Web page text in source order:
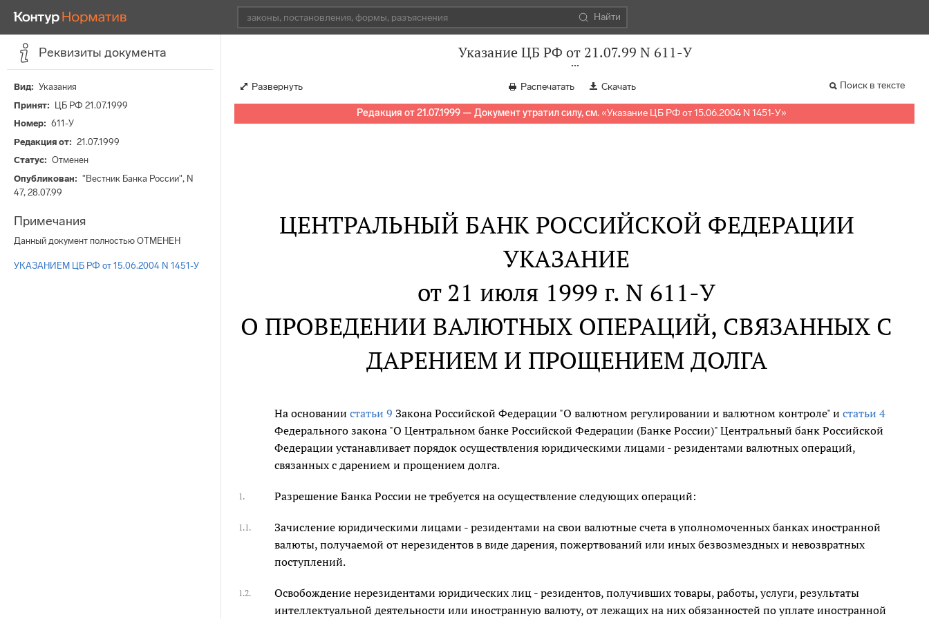
Найти
Реквизиты документа
Вид
Указания
Принят
ЦБ РФ 21.07.1999
Номер
611-У
Редакция от
21.07.1999
Статус
Отменен
Опубликован
"Вестник Банка России", N
47, 28.07.99
Примечания
Данный документ полностью ОТМЕНЕН
УКАЗАНИЕМ ЦБ РФ от 15.06.2004 N 1451-У
Указание ЦБ РФ от 21.07.99 N 611-У
Развернуть Распечатать Скачать Поиск в тексте
Редакция от 21.07.1999 — Документ утратил силу, см. «Указание ЦБ РФ от 15.06.2004 N 1451-У»
ЦЕНТРАЛЬНЫЙ БАНК РОССИЙСКОЙ ФЕДЕРАЦИИ
УКАЗАНИЕ
от 21 июля 1999 г. N 611-У
О ПРОВЕДЕНИИ ВАЛЮТНЫХ ОПЕРАЦИЙ, СВЯЗАННЫХ С
ДАРЕНИЕМ И ПРОЩЕНИЕМ ДОЛГА
На основании статьи 9 Закона Российской Федерации "О валютном регулировании и валютном контроле" и статьи 4
Федерального закона "О Центральном банке Российской Федерации (Банке России)" Центральный банк Российской
Федерации устанавливает порядок осуществления юридическими лицами - резидентами валютных операций,
связанных с дарением и прощением долга.
1. Разрешение Банка России не требуется на осуществление следующих операций:
1.1.
Зачисление юридическими лицами - резидентами на свои валютные счета в уполномоченных банках иностранной
валюты, получаемой от нерезидентов в виде дарения, пожертвований или иных безвозмездных и невозвратных
поступлений.
1.2.
Освобождение нерезидентами юридических лиц - резидентов, получивших товары, работы, услуги, результаты
интеллектуальной деятельности или иностранную валюту, от лежащих на них обязанностей по уплате иностранной